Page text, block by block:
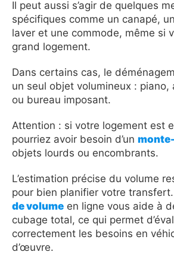
Il peut aussi s’agir de quelques
spécifiques comme un canapé,
laver et une commode, même si
grand logement.
Dans certains cas, le
un seul objet volumineux : piano,
ou bureau imposant.
Attention : si votre logement est
pourriez avoir besoin d’un
objets lourds ou encombrants.
L’estimation précise du volume
pour bien planifier votre
de volume en ligne vous aide à
cubage total, ce qui permet
correctement les besoins en
d’œuvre.